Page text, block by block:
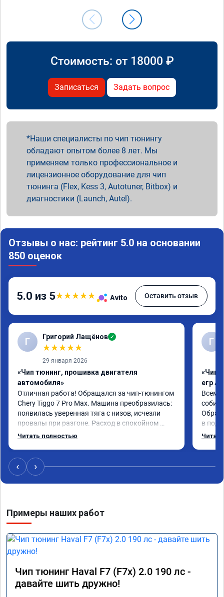
Стоимость: от 18000 ₽
Записаться Задать вопрос
Наши специалисты по чип тюнингу
обладают опытом более 8 лет. Мы
применяем только профессиональное и
лицензионное оборудование для чип
тюнинга (Flex, Kess 3, Autotuner, Bitbox) и
диагностики (Launch, Autel).
Отзывы о нас: рейтинг 5.0 на основании
850 оценок
5.0 из 5★★★★★ Avito Оставить отзыв
Г Григорий Лащёнов ✓
★★★★★
29 января 2026
«Чип тюнинг, прошивка двигателя
автомобиля»
Отличная работа! Обращался за чип-тюнингом
Chery Tiggo 7 Pro Max. Машина преобразилась:
появилась уверенная тяга с низов, исчезли
провалы при разгоне. Расход в спокойном
режиме даже немного снизился. Все сделали
Читать полностью
Г
«Чип
егр
Всем
в
‹ ›
Примеры наших работ
Чип тюнинг Haval F7 (F7x) 2.0 190 лс -
давайте шить дружно!